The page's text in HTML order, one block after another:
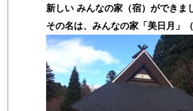
新しい みんなの家（宿）ができま
その名は、みんなの家「美日月」（